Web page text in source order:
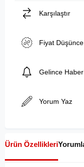
Karşılaştır
Fiyat
Gelince
Yorum Yaz
Ürün Özellikleri